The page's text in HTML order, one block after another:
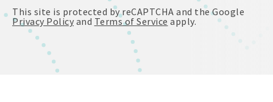
This site is protected by reCAPTCHA and the Google
Privacy Policy and Terms of Service apply.